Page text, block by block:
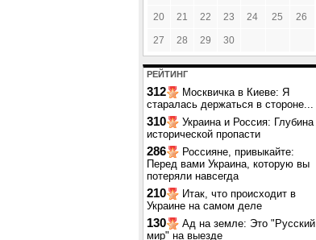
20 21 22 23 24 25 26
27 28 29 30
РЕЙТИНГ
312
Москвичка в Киеве: Я
старалась держаться в стороне...
310
Украина и Россия: Глубина
исторической пропасти
286
Россияне, привыкайте:
Перед вами Украина, которую вы
потеряли навсегда
210
Итак, что происходит в
Украине на самом деле
130
Ад на земле: Это "Русский
мир" на выезде